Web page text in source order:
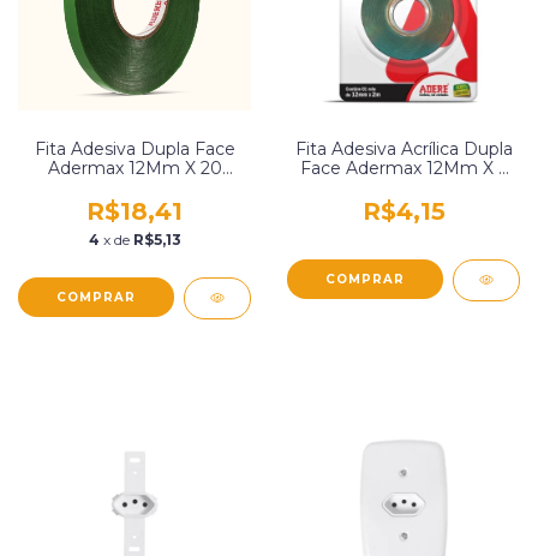
Fita Adesiva Dupla Face
Adermax 12Mm X 20
R$18,41
4 x de R$5,13
Fita Adesiva Acrílica Dupla
Face Adermax 12Mm X 2
R$4,15